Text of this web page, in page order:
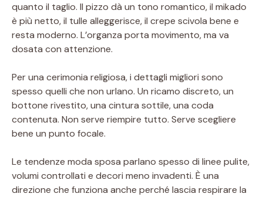
quanto il taglio. Il pizzo dà un tono romantico, il mikado
è più netto, il tulle alleggerisce, il crepe scivola bene e
resta moderno. L’organza porta movimento, ma va
dosata con attenzione.
Per una cerimonia religiosa, i dettagli migliori sono
spesso quelli che non urlano. Un ricamo discreto, un
bottone rivestito, una cintura sottile, una coda
contenuta. Non serve riempire tutto. Serve scegliere
bene un punto focale.
Le tendenze moda sposa parlano spesso di linee pulite,
volumi controllati e decori meno invadenti. È una
direzione che funziona anche perché lascia respirare la